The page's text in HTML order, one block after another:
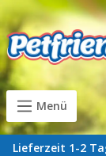
content
Menü
Lieferzeit 1-2